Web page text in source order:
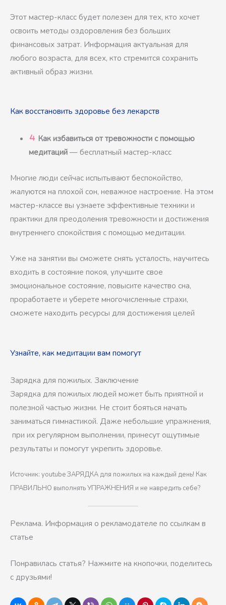
Этот мастер-класс будет полезен для тех, кто хочет
освоить методы оздоровления без больших
финансовых затрат. Информация актуальная для
любого возраста, для всех, кто стремится сохранить
активный образ жизни.
Как восстановить здоровье без лекарств
Как избавиться от тревожности с помощью
медитаций— бесплатный мастер-класс
Многие люди сейчас испытывают беспокойство,
жалуются на плохой сон, неважное настроение. На этом
мастер-классе вы узнаете эффективные техники и
практики для преодоления тревожности и достижения
внутреннего спокойствия с помощью медитации.
Уже на занятии вы сможете снять усталость, научитесь
входить в состояние покоя, улучшите свое
эмоциональное состояние, повысите качество сна,
проработаете и уберете многочисленные страхи,
сможете находить ресурсы для достижения целей
Узнайте, как медитации вам помогут
Зарядка для пожилых. Заключение
Зарядка для пожилых людей может быть приятной и
полезной частью жизни. Не стоит бояться начать
заниматься гимнастикой. Даже небольшие упражнения,
при их регулярном выполнении, принесут ощутимые
результаты и помогут укрепить здоровье.
Источник: youtube ЗАРЯДКА для пожилых на каждый день! Как
ПРАВИЛЬНО выполнять УПРАЖНЕНИЯ и не навредить себе?
Реклама. Информация о рекламодателе по ссылкам в
статье
Понравилась статья? Нажмите на кнопочки, поделитесь
с друзьями!